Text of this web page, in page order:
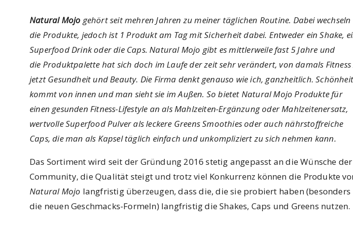
Natural Mojo gehört seit mehren Jahren zu meiner täglichen Routine. Dabei wechseln
die Produkte, jedoch ist 1 Produkt am Tag mit Sicherheit dabei. Entweder ein Shake,
Superfood Drink oder die Caps. Natural Mojo gibt es mittlerweile fast 5 Jahre und
die Produktpalette hat sich doch im Laufe der zeit sehr verändert, von damals Fitness
jetzt Gesundheit und Beauty. Die Firma denkt genauso wie ich, ganzheitlich. Schönheit
kommt von innen und man sieht sie im Außen. So bietet Natural Mojo Produkte für
einen gesunden Fitness-Lifestyle an als Mahlzeiten-Ergänzung oder Mahlzeitenersatz,
wertvolle Superfood Pulver als leckere Greens Smoothies oder auch nährstoffreiche
Caps, die man als Kapsel täglich einfach und unkompliziert zu sich nehmen kann.
Das Sortiment wird seit der Gründung 2016 stetig angepasst an die Wünsche der
Community, die Qualität steigt und trotz viel Konkurrenz können die Produkte
Natural Mojo langfristig überzeugen, dass die, die sie probiert haben (besonders
die neuen Geschmacks-Formeln) langfristig die Shakes, Caps und Greens nutzen.